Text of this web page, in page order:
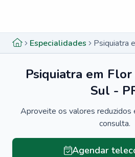
Especialidades
Psiquiatra em
Sul -
Aproveite os valores reduzidos
consulta.
Agendar